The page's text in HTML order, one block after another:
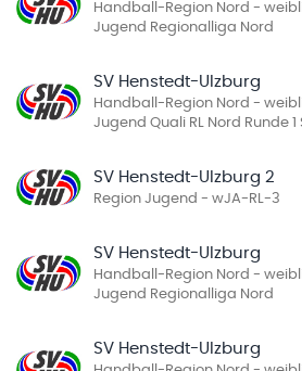
Handball-Region Nord -
Jugend Regionalliga Nord
SV Henstedt-Ulzburg
Handball-Region Nord -
Jugend Quali RL Nord Runde 1
SV Henstedt-Ulzburg 2
Region Jugend - wJA-RL-3
SV Henstedt-Ulzburg
Handball-Region Nord -
Jugend Regionalliga Nord
SV Henstedt-Ulzburg